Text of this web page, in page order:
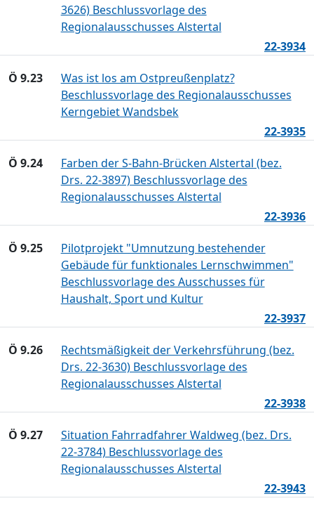
3626) Beschlussvorlage des
Regionalausschusses Alstertal
22-3934
Ö 9.23
Was ist los am Ostpreußenplatz?
Beschlussvorlage des Regionalausschusses
Kerngebiet Wandsbek
22-3935
Ö 9.24
Farben der S-Bahn-Brücken Alstertal (bez.
Drs. 22-3897) Beschlussvorlage des
Regionalausschusses Alstertal
22-3936
Ö 9.25
Pilotprojekt "Umnutzung bestehender
Gebäude für funktionales Lernschwimmen"
Beschlussvorlage des Ausschusses für
Haushalt, Sport und Kultur
22-3937
Ö 9.26
Rechtsmäßigkeit der Verkehrsführung (bez.
Drs. 22-3630) Beschlussvorlage des
Regionalausschusses Alstertal
22-3938
Ö 9.27
Situation Fahrradfahrer Waldweg (bez. Drs.
22-3784) Beschlussvorlage des
Regionalausschusses Alstertal
22-3943